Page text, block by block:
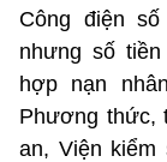
Công điện
nhưng số
hợp nạn
Phương thức,
an, Viện kiểm